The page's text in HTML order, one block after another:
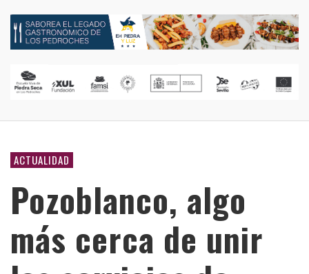
ACTUALIDAD
Pozoblanco, algo
más cerca de unir